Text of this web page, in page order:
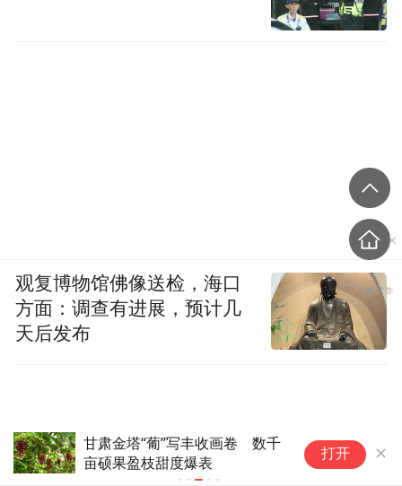
甘肃金塔“葡”写丰收画卷 数千
亩硕果盈枝甜度爆表
打开
观复博物馆佛像送检，海口
方面：调查有进展，预计几
天后发布